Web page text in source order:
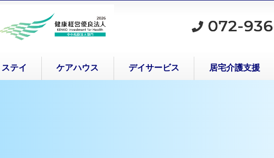
テイ ケアハウス デイサービス 居宅介護支援